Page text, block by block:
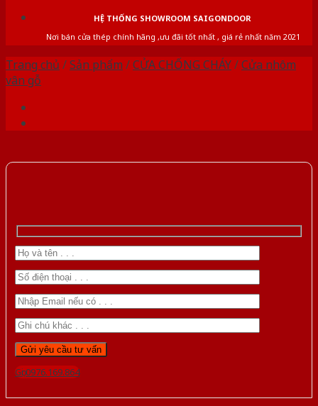
HỆ THỐNG SHOWROOM SAIGONDOOR
Nơi bán cửa thép chính hãng ,ưu đãi tốt nhất , giá rẻ nhất năm 2021
Trang chủ /Sản phẩm /CỬA CHỐNG CHÁY/Cửa nhôm
vân gỗ
Gọi 0976.169.864